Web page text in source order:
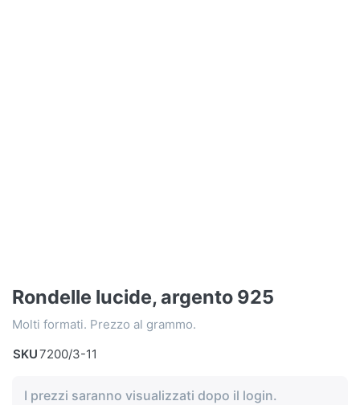
Rondelle lucide, argento 925
Molti formati. Prezzo al grammo.
SKU7200/3-11
I prezzi saranno visualizzati dopo il login.